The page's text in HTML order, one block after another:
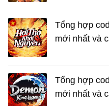
Tổng hợp
mới nhất và
Tổng hợp
mới nhất và